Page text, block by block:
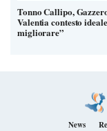
Tonno Callipo,
Valentia contesto
migliorare”
News